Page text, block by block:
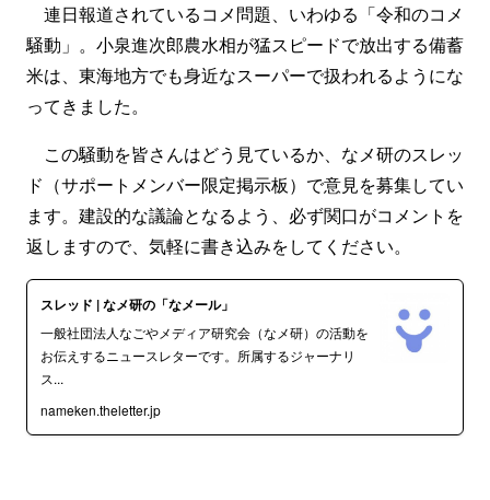
連日報道されているコメ問題、いわゆる「令和のコメ
騒動」。小泉進次郎農水相が猛スピードで放出する備蓄
米は、東海地方でも身近なスーパーで扱われるようにな
ってきました。
この騒動を皆さんはどう見ているか、なメ研のスレッ
ド（サポートメンバー限定掲示板）で意見を募集してい
ます。建設的な議論となるよう、必ず関口がコメントを
返しますので、気軽に書き込みをしてください。
スレッド | なメ研の「なメール」
一般社団法人なごやメディア研究会（なメ研）の活動を
お伝えするニュースレターです。所属するジャーナリ
ス...
nameken.theletter.jp